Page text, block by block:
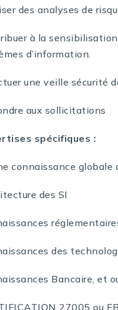
des analyses de
à la
d’information.
une veille sécurité
aux sollicitations
spécifiques :
connaissance globale
des SI
des
Bancaire, et
27005 ou